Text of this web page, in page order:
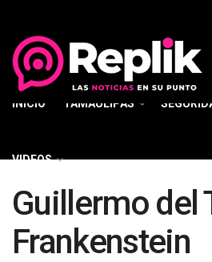
INICIO TAMAULIPAS
VIDEOS
Guillermo del
Frankenstein